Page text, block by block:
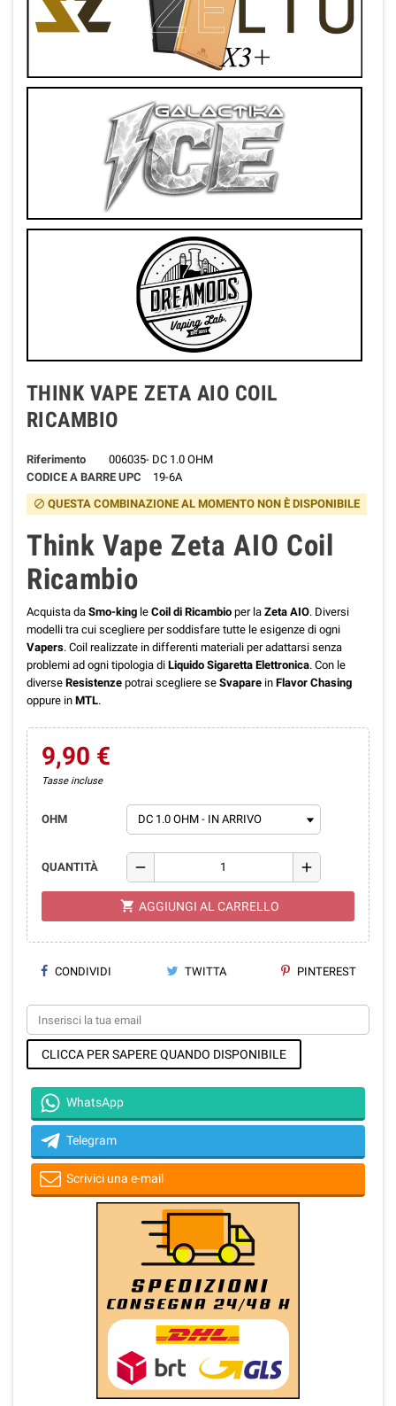
THINK VAPE ZETA AIO COIL
RICAMBIO
Riferimento
006035- DC 1.0 OHM
CODICE A BARRE UPC
19-6A
block QUESTA COMBINAZIONE AL MOMENTO NON È DISPONIBILE
Think Vape Zeta AIO Coil
Ricambio
Acquista da Smo-king le Coil di Ricambio per la Zeta AIO. Diversi
modelli tra cui scegliere per soddisfare tutte le esigenze di ogni
Vapers. Coil realizzate in differenti materiali per adattarsi senza
problemi ad ogni tipologia di Liquido Sigaretta Elettronica. Con le
diverse Resistenze potrai scegliere se Svapare in Flavor Chasing
oppure in MTL.
9,90 €
Tasse incluse
OHM
QUANTITÀ remove add
shopping_cart AGGIUNGI AL CARRELLO
CONDIVIDI TWITTA PINTEREST
CLICCA PER SAPERE QUANDO DISPONIBILE
WhatsApp
Telegram
Scrivici una e-mail